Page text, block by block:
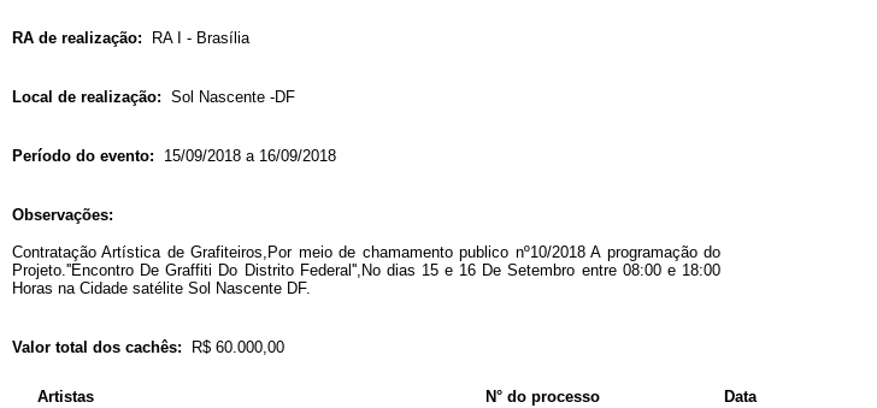
RA de realização: RA I - Brasília
Local de realização: Sol Nascente -DF
Período do evento: 15/09/2018 a 16/09/2018
Observações:
Contratação Artística de Grafiteiros,Por meio de chamamento publico nº10/2018 A programação do
Projeto.''Encontro De Graffiti Do Distrito Federal'',No dias 15 e 16 De Setembro entre 08:00 e 18:00
Horas na Cidade satélite Sol Nascente DF.
Valor total dos cachês: R$ 60.000,00
Artistas N° do processo Data